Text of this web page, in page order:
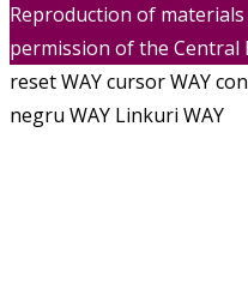
Reproduction of
permission of the Central
reset WAYcursor WAY
negru WAY Linkuri WAY